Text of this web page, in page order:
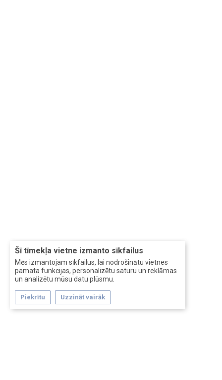
Šī tīmekļa vietne izmanto sīkfailus
Mēs izmantojam sīkfailus, lai nodrošinātu vietnes
pamata funkcijas, personalizētu saturu un reklāmas
un analizētu mūsu datu plūsmu.
Piekrītu Uzzināt vairāk